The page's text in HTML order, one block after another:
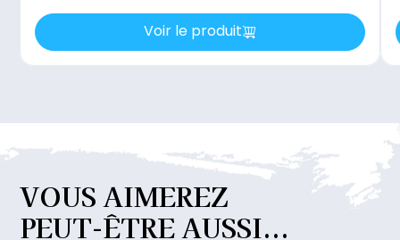
Voir le produit
VOUS AIMEREZ
PEUT-ÊTRE AUSSI...